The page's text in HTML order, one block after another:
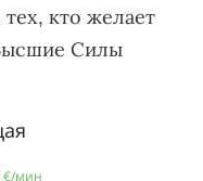
кто желает
Силы